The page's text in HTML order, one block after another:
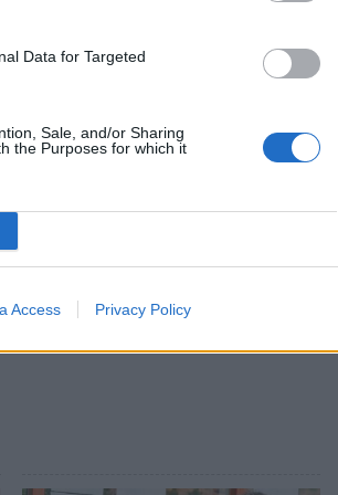
Data for Targeted
Sale, and/or Sharing
the Purposes for which it
Access Privacy Policy
για να τους
όχι μόνο.
όσο και
Παιδείας